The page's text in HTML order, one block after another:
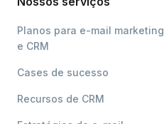
Planos para e-mail marketing
e CRM
Cases de sucesso
Recursos de CRM